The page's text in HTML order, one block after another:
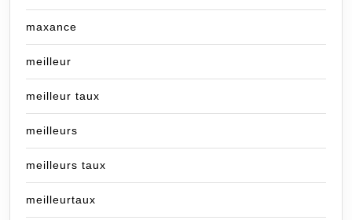
maxance
meilleur
meilleur taux
meilleurs
meilleurs taux
meilleurtaux